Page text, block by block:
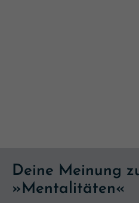
Deine Meinung
»Mentalitäten«